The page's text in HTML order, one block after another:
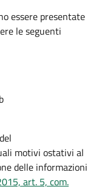
essere presentate
le seguenti
motivi ostativi al
delle informazioni
art. 5, com.